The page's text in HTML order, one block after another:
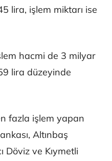
lira, işlem miktarı ise
hacmi de 3 milyar
lira düzeyinde
fazla işlem yapan
Altınbaş
Döviz ve Kıymetli